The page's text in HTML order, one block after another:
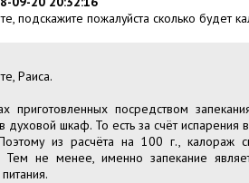
подскажите пожалуйста сколько будет
Раиса.
приготовленных посредством
духовой шкаф. То есть за счёт испарения
из расчёта на 100 г., калораж
Тем не менее, именно запекание